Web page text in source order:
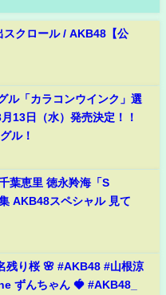
スクロール / AKB48【公
ル「カラコンウインク」選
13日（水）発売決定！！
ル！
葉恵里 徳永羚海「S
AKB48スペシャル 見て
残り桜 🌸 #AKB48 #山根涼
ずんちゃん 🍓 #AKB48_